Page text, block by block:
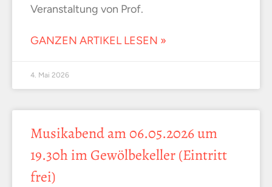
Veranstaltung von Prof.
GANZEN ARTIKEL LESEN »
4. Mai 2026
Musikabend am 06.05.2026 um
19.30h im Gewölbekeller (Eintritt
frei)